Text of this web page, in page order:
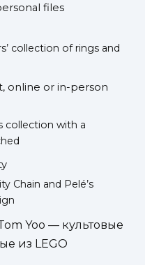
files
collection of rings and
online or in-person
collection with a
Chain and Pelé’s
Yoo — культовые
из LEGO